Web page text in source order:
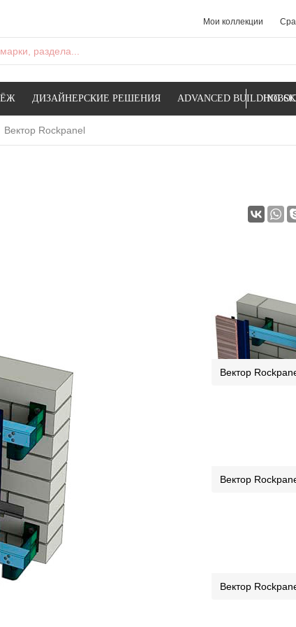
Мои коллекции
раздела...
ДИЗАЙНЕРСКИЕ РЕШЕНИЯ ADVANCED BUILDING
Вектор Rockpanel
Вектор
Вектор
Вектор